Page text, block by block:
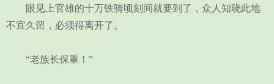
眼见上官雄的十万铁骑顷刻间就要到了，众人知晓此地
不宜久留，必须得离开了。
“老族长保重！”